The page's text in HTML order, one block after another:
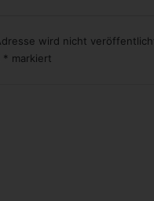
wird nicht
* markiert